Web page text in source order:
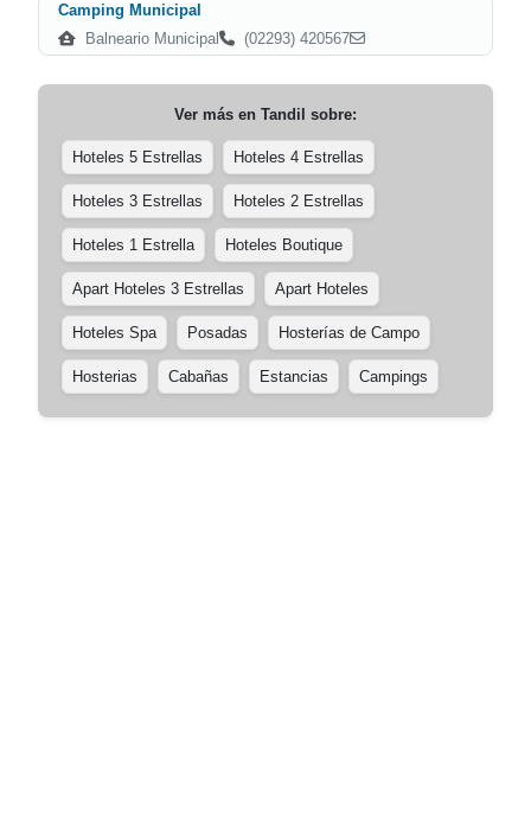
Camping Municipal
Balneario Municipal
(02293) 420567
Ver más en Tandil sobre:
Hoteles 5 Estrellas Hoteles 4 Estrellas
Hoteles 3 Estrellas Hoteles 2 Estrellas
Hoteles 1 Estrella Hoteles Boutique
Apart Hoteles 3 Estrellas Apart Hoteles
Hoteles Spa Posadas Hosterías de Campo
Hosterias Cabañas Estancias Campings